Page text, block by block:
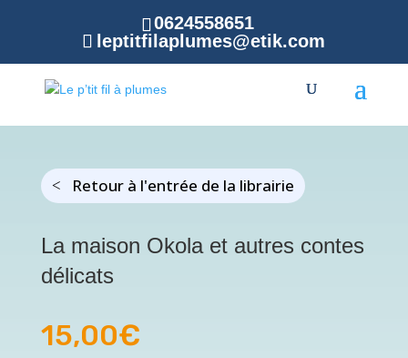
0624558651
leptitfilaplumes@etik.com
Retour à l'entrée de la librairie
La maison Okola et autres contes
délicats
15,00€